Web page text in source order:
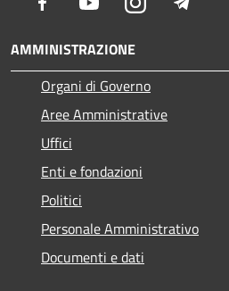
AMMINISTRAZIONE
Organi di Governo
Aree Amministrative
Uffici
Enti e fondazioni
Politici
Personale Amministrativo
Documenti e dati